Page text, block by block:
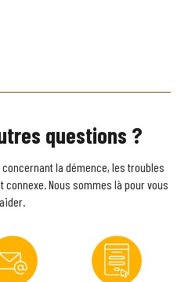
questions ?
la démence, les troubles
Nous sommes là pour vous
aider.